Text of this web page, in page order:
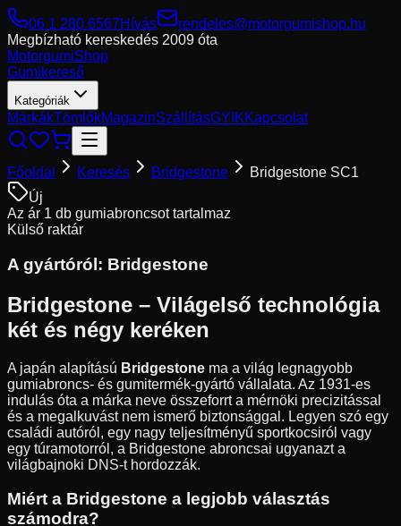
06 1 280 6567Hívás
rendeles@motorgumishop.hu
Megbízható kereskedés 2009 óta
MotorgumiShop
Gumikereső
Kategóriák
MárkákTömlőkMagazinSzállításGYIKKapcsolat
Főoldal Keresés Bridgestone
Bridgestone SC1
Új
Az ár 1 db gumiabroncsot tartalmaz
Külső raktár
A gyártóról: Bridgestone
Bridgestone – Világelső technológia
két és négy keréken
A japán alapítású Bridgestone ma a világ legnagyobb
gumiabroncs- és gumitermék-gyártó vállalata. Az 1931-es
indulás óta a márka neve összeforrt a mérnöki precizitással
és a megalkuvást nem ismerő biztonsággal. Legyen szó egy
családi autóról, egy nagy teljesítményű sportkocsiról vagy
egy túramotorról, a Bridgestone abroncsai ugyanazt a
világbajnoki DNS-t hordozzák.
Miért a Bridgestone a legjobb választás
számodra?